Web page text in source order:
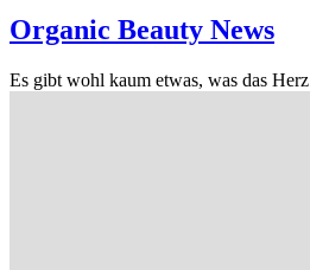
Organic Beauty News
Es gibt wohl kaum etwas, was das